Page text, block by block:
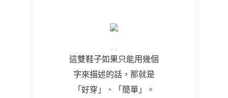
這雙鞋子如果只能用幾個
字來描述的話，那就是
「好穿」、「簡單」。